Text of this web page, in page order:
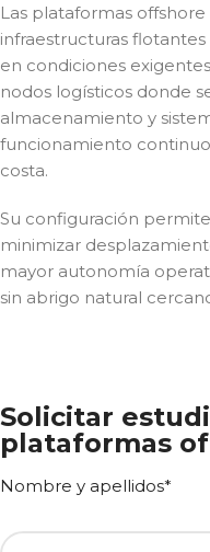
Las plataformas
infraestructuras
en condiciones
nodos logísticos donde
almacenamiento y
funcionamiento
costa.
Su configuración
minimizar
mayor autonomía
sin abrigo natural
Solicitar
plataformas
Nombre y apellidos*